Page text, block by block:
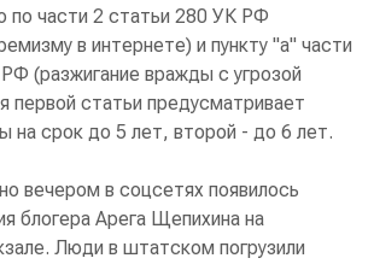
по части 2 статьи 280 УК РФ
в интернете) и пункту "а" части
(разжигание вражды с угрозой
первой статьи предусматривает
на срок до 5 лет, второй - до 6 лет.
вечером в соцсетях появилось
блогера Арега Щепихина на
Люди в штатском погрузили